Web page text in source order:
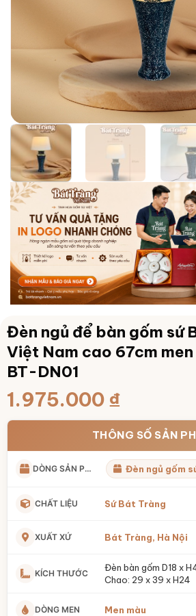
Đèn ngủ để bàn gốm sứ
Việt Nam cao 67cm
BT-DN01
1.975.000 ₫
THÔNG SỐ SẢN
DÒNG SẢN PHẨM Đèn ngủ gốm
CHẤT LIỆU Sứ Bát Tràng
XUẤT XỨ Bát Tràng, Hà Nội
KÍCH THƯỚC
Đèn bàn gốm D18 x
Chao: 29 x 39 x H24
DÒNG MEN Men màu